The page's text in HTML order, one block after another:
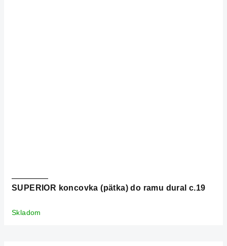
SUPERIOR koncovka (pätka) do ramu dural c.19
Skladom